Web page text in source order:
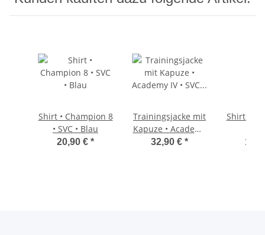
Shirt • Champion 8
• SVC • Blau
20,90 € *
Trainingsjacke mit
Kapuze • Academy
IV • SVC •
32,90 € *
Shirt •